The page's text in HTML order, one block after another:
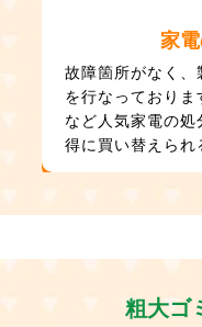
家
故障箇所がなく、
を行なっており
など人気家電の
得に買い替えられ
粗大ゴ